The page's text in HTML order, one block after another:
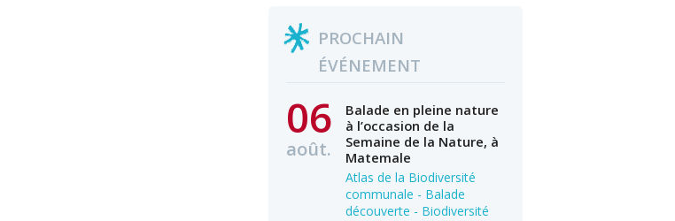
PROCHAIN
ÉVÉNEMENT
06
août.
Balade en pleine nature
à l’occasion de la
Semaine de la Nature, à
Matemale
Atlas de la Biodiversité
communale - Balade
découverte - Biodiversité